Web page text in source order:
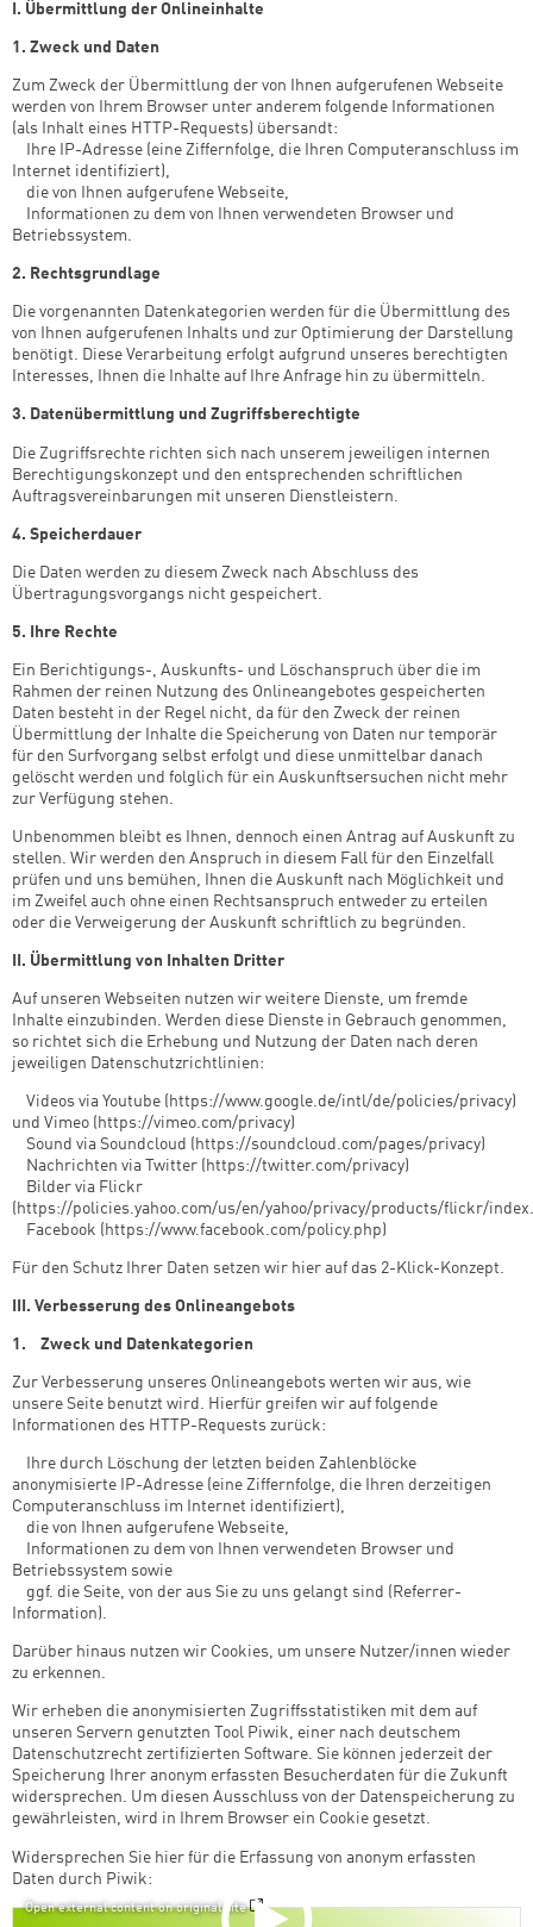
I. Übermittlung der Onlineinhalte
1. Zweck und Daten
Zum Zweck der Übermittlung der von Ihnen aufgerufenen Webseite
werden von Ihrem Browser unter anderem folgende Informationen
(als Inhalt eines HTTP-Requests) übersandt:
­ Ihre IP-Adresse (eine Ziffernfolge, die Ihren Computeranschluss im
Internet identifiziert),
­ die von Ihnen aufgerufene Webseite,
­ Informationen zu dem von Ihnen verwendeten Browser und
Betriebssystem.
2. Rechtsgrundlage
Die vorgenannten Datenkategorien werden für die Übermittlung des
von Ihnen aufgerufenen Inhalts und zur Optimierung der Darstellung
benötigt. Diese Verarbeitung erfolgt aufgrund unseres berechtigten
Interesses, Ihnen die Inhalte auf Ihre Anfrage hin zu übermitteln.
3. Datenübermittlung und Zugriffsberechtigte
Die Zugriffsrechte richten sich nach unserem jeweiligen internen
Berechtigungskonzept und den entsprechenden schriftlichen
Auftragsvereinbarungen mit unseren Dienstleistern.
4. Speicherdauer
Die Daten werden zu diesem Zweck nach Abschluss des
Übertragungsvorgangs nicht gespeichert.
5. Ihre Rechte
Ein Berichtigungs-, Auskunfts- und Löschanspruch über die im
Rahmen der reinen Nutzung des Onlineangebotes gespeicherten
Daten besteht in der Regel nicht, da für den Zweck der reinen
Übermittlung der Inhalte die Speicherung von Daten nur temporär
für den Surfvorgang selbst erfolgt und diese unmittelbar danach
gelöscht werden und folglich für ein Auskunftsersuchen nicht mehr
zur Verfügung stehen.
Unbenommen bleibt es Ihnen, dennoch einen Antrag auf Auskunft zu
stellen. Wir werden den Anspruch in diesem Fall für den Einzelfall
prüfen und uns bemühen, Ihnen die Auskunft nach Möglichkeit und
im Zweifel auch ohne einen Rechtsanspruch entweder zu erteilen
oder die Verweigerung der Auskunft schriftlich zu begründen.
II. Übermittlung von Inhalten Dritter
Auf unseren Webseiten nutzen wir weitere Dienste, um fremde
Inhalte einzubinden. Werden diese Dienste in Gebrauch genommen,
so richtet sich die Erhebung und Nutzung der Daten nach deren
jeweiligen Datenschutzrichtlinien:
­ Videos via Youtube (https://www.google.de/intl/de/policies/privacy)
und Vimeo (https://vimeo.com/privacy)
­ Sound via Soundcloud (https://soundcloud.com/pages/privacy)
­ Nachrichten via Twitter (https://twitter.com/privacy)
­ Bilder via Flickr
(https://policies.yahoo.com/us/en/yahoo/privacy/products/flickr/
­ Facebook (https://www.facebook.com/policy.php)
Für den Schutz Ihrer Daten setzen wir hier auf das 2-Klick-Konzept.
III. Verbesserung des Onlineangebots
1. Zweck und Datenkategorien
Zur Verbesserung unseres Onlineangebots werten wir aus, wie
unsere Seite benutzt wird. Hierfür greifen wir auf folgende
Informationen des HTTP-Requests zurück:
­ Ihre durch Löschung der letzten beiden Zahlenblöcke
anonymisierte IP-Adresse (eine Ziffernfolge, die Ihren derzeitigen
Computeranschluss im Internet identifiziert),
­ die von Ihnen aufgerufene Webseite,
­ Informationen zu dem von Ihnen verwendeten Browser und
Betriebssystem sowie
­ ggf. die Seite, von der aus Sie zu uns gelangt sind (Referrer-
Information).
Darüber hinaus nutzen wir Cookies, um unsere Nutzer/innen wieder
zu erkennen.
Wir erheben die anonymisierten Zugriffsstatistiken mit dem auf
unseren Servern genutzten Tool Piwik, einer nach deutschem
Datenschutzrecht zertifizierten Software. Sie können jederzeit der
Speicherung Ihrer anonym erfassten Besucherdaten für die Zukunft
widersprechen. Um diesen Ausschluss von der Datenspeicherung zu
gewährleisten, wird in Ihrem Browser ein Cookie gesetzt.
Widersprechen Sie hier für die Erfassung von anonym erfassten
Daten durch Piwik:
Open external content on original site